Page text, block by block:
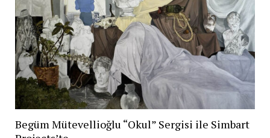
Begüm Mütevellioğlu “Okul” Sergisi ile Simbart